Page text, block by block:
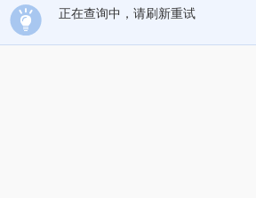
正在查询中，请刷新重试